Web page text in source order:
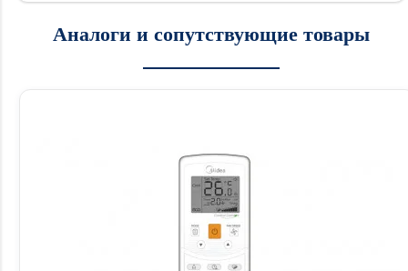
Аналоги и сопутствующие товары